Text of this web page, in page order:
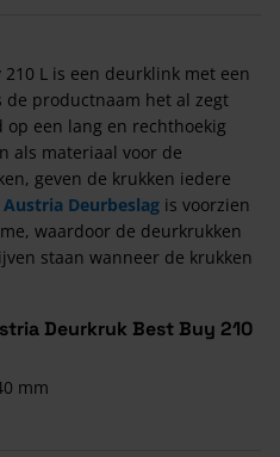
L is een deurklink met een
de productnaam het al zegt
op een lang en rechthoekig
als materiaal voor de
geven de krukken iedere
Austria Deurbeslag is voorzien
waardoor de deurkrukken
staan wanneer de krukken
Deurkruk Best Buy 210
mm